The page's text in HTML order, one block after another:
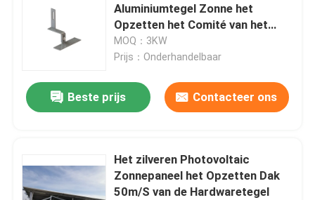
Aluminiumtegel Zonne het
Opzetten het Comité van het
Systeemhuishouden Haken
MOQ：3KW
Prijs：Onderhandelbaar
Beste prijs Contacteer ons
Het zilveren Photovoltaic
Zonnepaneel het Opzetten Dak
50m/S van de Hardwaretegel